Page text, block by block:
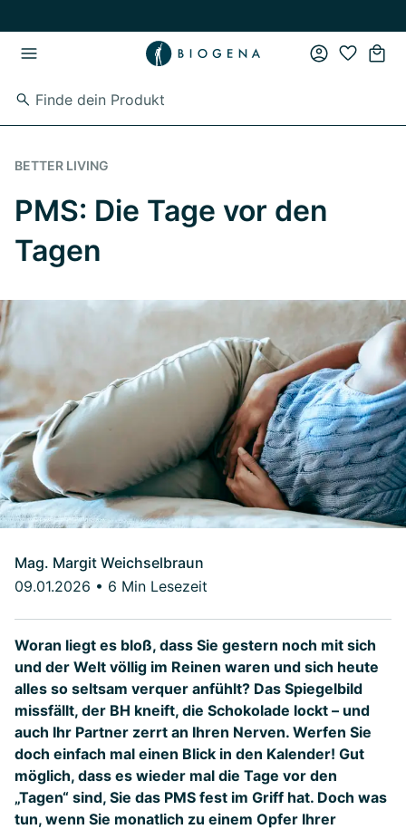
BETTER LIVING
PMS: Die Tage vor den
Tagen
Mag. Margit Weichselbraun
09.01.2026 • 6 Min Lesezeit
Woran liegt es bloß, dass Sie gestern noch mit sich
und der Welt völlig im Reinen waren und sich heute
alles so seltsam verquer anfühlt? Das Spiegelbild
missfällt, der BH kneift, die Schokolade lockt – und
auch Ihr Partner zerrt an Ihren Nerven. Werfen Sie
doch einfach mal einen Blick in den Kalender! Gut
möglich, dass es wieder mal die Tage vor den
„Tagen“ sind, Sie das PMS fest im Griff hat. Doch was
tun, wenn Sie monatlich zu einem Opfer Ihrer